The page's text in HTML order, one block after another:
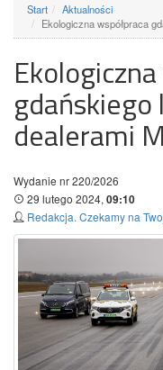
Start
Aktualności
Ekologiczna współpraca
gdańskiego
dealerami
Wydanie nr 220/2026
29 lutego 2024, 09:10
Redakcja. Czekamy na